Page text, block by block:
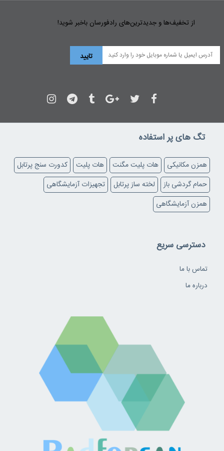
از تخفیف‌ها و جدیدترین‌های رادفورسان باخبر شوید!
تگ های پر استفاده
همزن مکانیکی هات پلیت مگنت هات پلیت
کدورت سنج پرتابل
حمام گردشی باز
لخته ساز پرتابل
تجهیزات آزمایشگاهی
همزن آزمایشگاهی
دسترسی سریع
تماس با ما
درباره ما